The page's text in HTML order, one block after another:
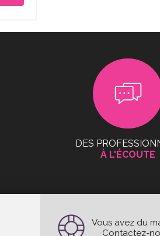
DES
À L'ÉCOUTE
Vous avez du
Contactez-